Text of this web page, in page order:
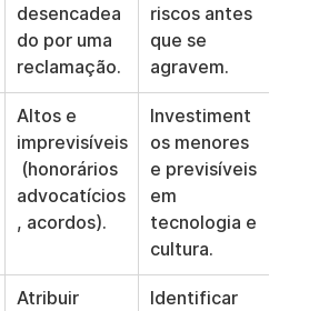
desencadea
do por uma
reclamação.
riscos antes
que se
agravem.
Altos e
imprevisíveis
(honorários
advocatícios
, acordos).
Investiment
os menores
e previsíveis
em
tecnologia e
cultura.
Atribuir
Identificar